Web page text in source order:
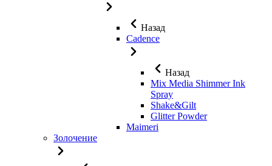
Назад
Cadence
Назад
Mix Media Shimmer Ink
Spray
Shake&Gilt
Glitter Powder
Maimeri
Золочение